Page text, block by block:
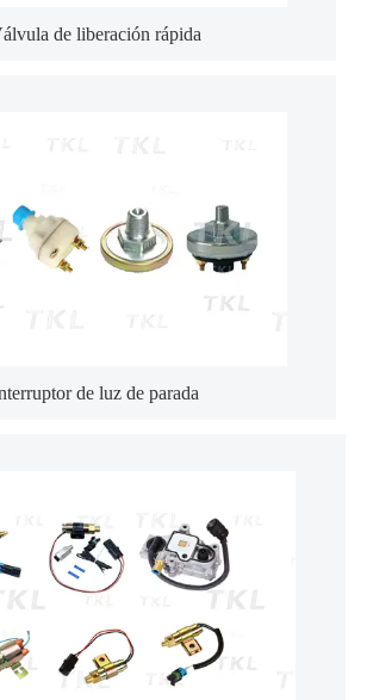
de liberación rápida
de luz de parada